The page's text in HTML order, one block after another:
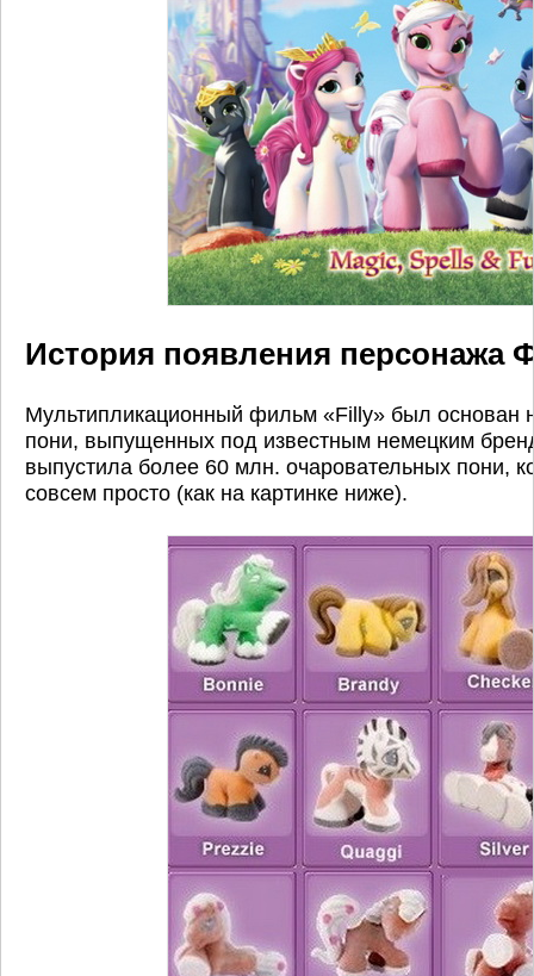
История появления персонажа
Мультипликационный фильм «Filly» был основан
пони, выпущенных под известным немецким
выпустила более 60 млн. очаровательных пони,
совсем просто (как на картинке ниже).